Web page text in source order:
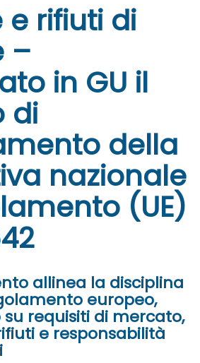
e rifiuti di
–
in GU il
di
della
nazionale
(UE)
allinea la disciplina
europeo,
requisiti di mercato,
e responsabilità